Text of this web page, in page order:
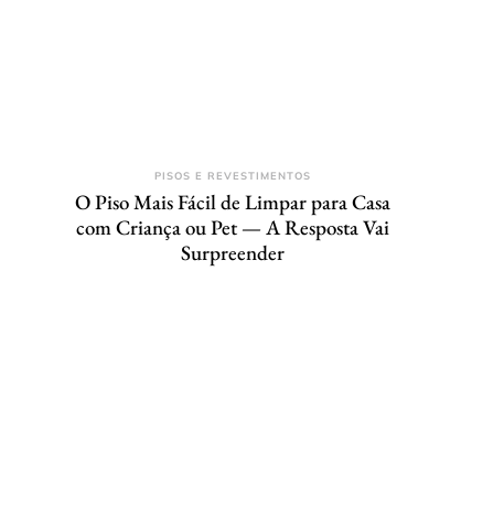
PISOS E REVESTIMENTOS
O Piso Mais Fácil de Limpar para Casa
com Criança ou Pet — A Resposta Vai
Surpreender